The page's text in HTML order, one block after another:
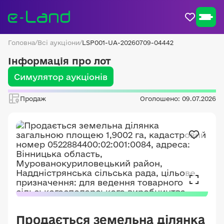
Головна/Всі аукціони/LSP001-UA-20260709-04442
Інформація про лот
Симулятор аукціонів
Продаж Оголошено: 09.07.2026
Продається земельна ділянка